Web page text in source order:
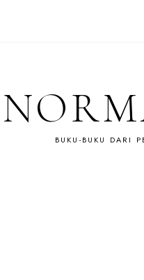
BUKU-BUKU DARI